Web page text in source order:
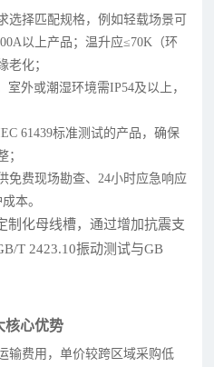
选择匹配规格，例如轻载场景可
以上产品；温升应≤70K（环
老化；
室外或潮湿环境需IP54及以上，
61439标准测试的产品，确保
；
免费现场勘查、24小时应急响应
本。
制化母线槽，通过增加抗震支
T 2423.10振动测试与GB
核心优势
输费用，单价较跨区域采购低